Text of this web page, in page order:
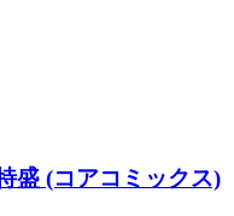
盛 (コアコミックス)